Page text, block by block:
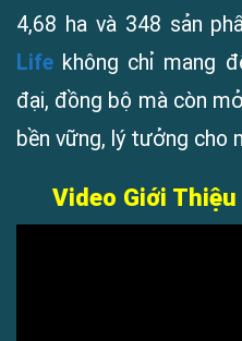
4,68 ha và 348 sản
Life không chỉ mang
đại, đồng bộ mà còn
bền vững, lý tưởng cho
Video Giới Thiệu